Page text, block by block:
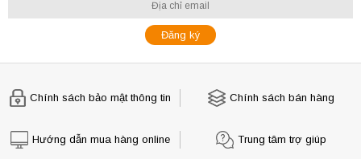
Chính sách bảo mật thông tin Chính sách bán hàng
Hướng dẫn mua hàng online Trung tâm trợ giúp